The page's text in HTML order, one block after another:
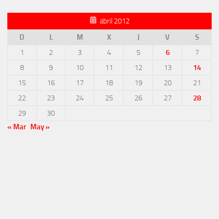
abril 2012
D
L M X J V
S
1
2 3 4 5 6
7
8
9 10 11 12 13
14
15
16 17 18 19 20
21
22
23 24 25 26 27
28
29
30
« Mar May »